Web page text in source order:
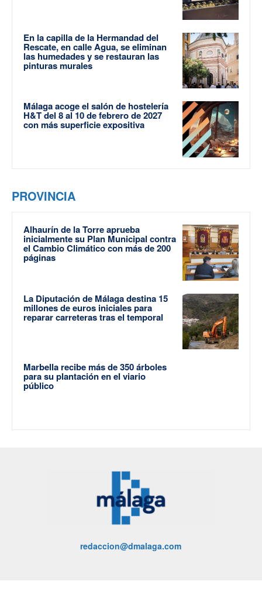
En la capilla de la Hermandad del
Rescate, en calle Agua, se eliminan
las humedades y se restauran las
pinturas murales
Málaga acoge el salón de hostelería
H&T del 8 al 10 de febrero de 2027
con más superficie expositiva
PROVINCIA
Alhaurín de la Torre aprueba
inicialmente su Plan Municipal contra
el Cambio Climático con más de 200
páginas
La Diputación de Málaga destina 15
millones de euros iniciales para
reparar carreteras tras el temporal
Marbella recibe más de 350 árboles
para su plantación en el viario
público
redaccion@dmalaga.com